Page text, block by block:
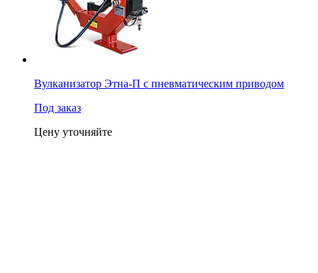
Вулканизатор Этна-П с пневматическим приводом
Под заказ
Цену уточняйте